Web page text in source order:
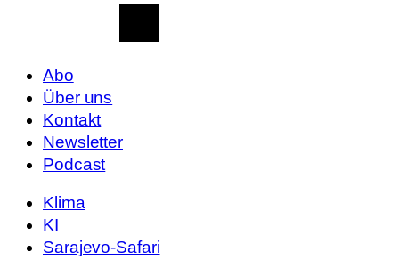
Abo
Über uns
Kontakt
Newsletter
Podcast
Klima
KI
Sarajevo-Safari